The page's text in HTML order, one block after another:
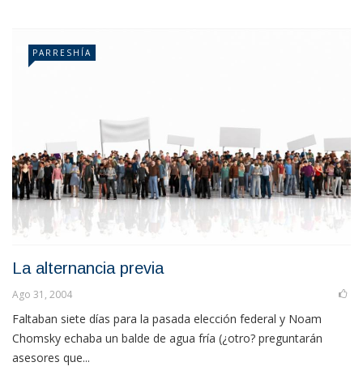
PARRESHÍA
La alternancia previa
Ago 31, 2004
Faltaban siete días para la pasada elección federal y Noam
Chomsky echaba un balde de agua fría (¿otro? preguntarán
asesores que...